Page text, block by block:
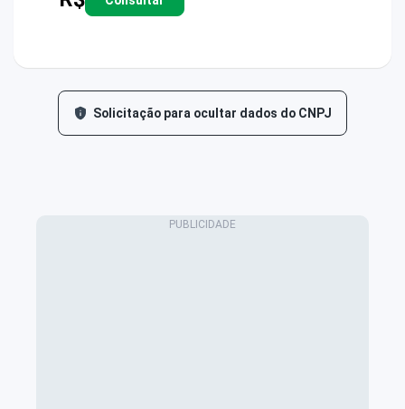
Solicitação para ocultar dados do CNPJ